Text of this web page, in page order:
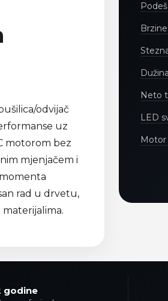
odvijač
uz
motorom bez
mjenjačem i
rad u drvetu,
Brzine
Dužina
Neto
LED
Motor
godine